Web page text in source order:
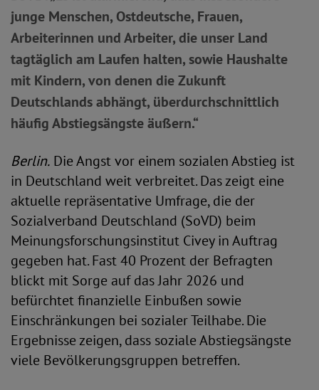
junge Menschen, Ostdeutsche, Frauen,
Arbeiterinnen und Arbeiter, die unser Land
tagtäglich am Laufen halten, sowie Haushalte
mit Kindern, von denen die Zukunft
Deutschlands abhängt, überdurchschnittlich
häufig Abstiegsängste äußern.“
Berlin. Die Angst vor einem sozialen Abstieg ist
in Deutschland weit verbreitet. Das zeigt eine
aktuelle repräsentative Umfrage, die der
Sozialverband Deutschland (SoVD) beim
Meinungsforschungsinstitut Civey in Auftrag
gegeben hat. Fast 40 Prozent der Befragten
blickt mit Sorge auf das Jahr 2026 und
befürchtet finanzielle Einbußen sowie
Einschränkungen bei sozialer Teilhabe. Die
Ergebnisse zeigen, dass soziale Abstiegsängste
viele Bevölkerungsgruppen betreffen.